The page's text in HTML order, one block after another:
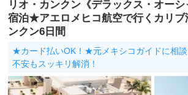
リオ・カンクン《デラックス・オーシ
宿泊★アエロメヒコ航空で行くカリブ
ンクン6日間
★カード払いOK！★元メキシコガイドに相
不安もスッキリ解消！